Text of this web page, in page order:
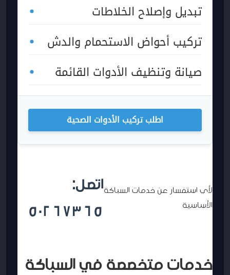
تبديل وإصلاح الخلاطات
تركيب أحواض الاستحمام والدش
صيانة وتنظيف الأدوات القائمة
اطلب تركيب الأدوات الصحية
لأي استفسار عن خدمات السباكة
الأساسية
اتصل:
50267365
خدمات متخصصة في السباكة